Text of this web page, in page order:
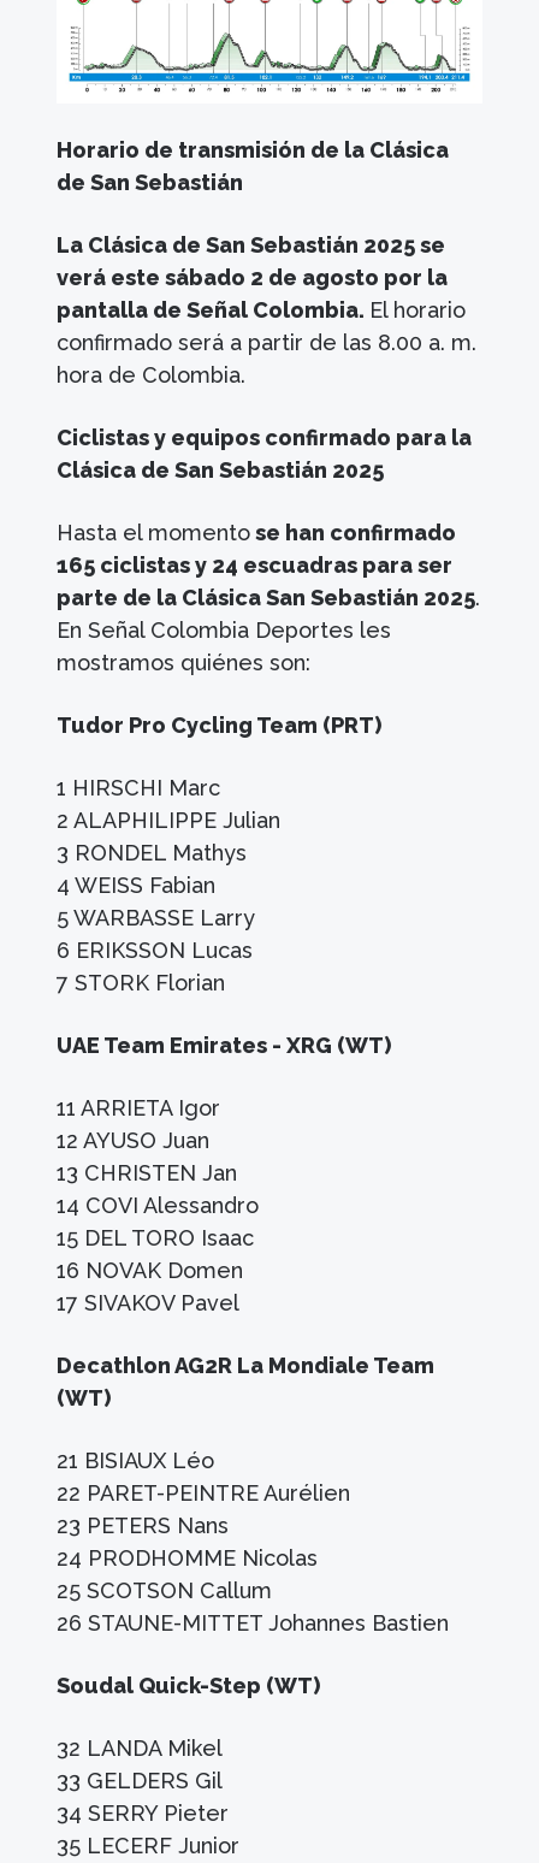
Horario de transmisión de la Clásica
de San Sebastián
La Clásica de San Sebastián 2025 se
verá este sábado 2 de agosto por la
pantalla de Señal Colombia. El horario
confirmado será a partir de las 8.00 a. m.
hora de Colombia.
Ciclistas y equipos confirmado para la
Clásica de San Sebastián 2025
Hasta el momentose han confirmado
165 ciclistas y 24 escuadras para ser
parte de la Clásica San Sebastián 2025.
En Señal Colombia Deportes les
mostramos quiénes son:
Tudor Pro Cycling Team (PRT)
1 HIRSCHI Marc
2 ALAPHILIPPE Julian
3 RONDEL Mathys
4 WEISS Fabian
5 WARBASSE Larry
6 ERIKSSON Lucas
7 STORK Florian
UAE Team Emirates - XRG (WT)
11 ARRIETA Igor
12 AYUSO Juan
13 CHRISTEN Jan
14 COVI Alessandro
15 DEL TORO Isaac
16 NOVAK Domen
17 SIVAKOV Pavel
Decathlon AG2R La Mondiale Team
(WT)
21 BISIAUX Léo
22 PARET-PEINTRE Aurélien
23 PETERS Nans
24 PRODHOMME Nicolas
25 SCOTSON Callum
26 STAUNE-MITTET Johannes Bastien
Soudal Quick-Step (WT)
32 LANDA Mikel
33 GELDERS Gil
34 SERRY Pieter
35 LECERF Junior